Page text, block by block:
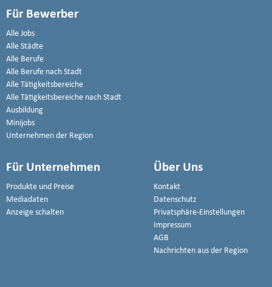
Für Bewerber
Alle Jobs
Alle Städte
Alle Berufe
Alle Berufe nach Stadt
Alle Tätigkeitsbereiche
Alle Tätigkeitsbereiche nach Stadt
Ausbildung
Minijobs
Unternehmen der Region
Für Unternehmen
Produkte und Preise
Mediadaten
Anzeige schalten
Über Uns
Kontakt
Datenschutz
Privatsphäre-Einstellungen
Impressum
AGB
Nachrichten aus der Region